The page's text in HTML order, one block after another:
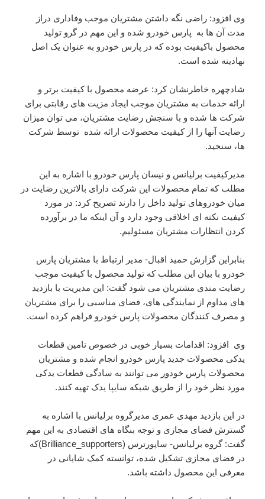
وی افزود: راضی نگه داشتن مشتریان موجب وفاداری دراز
مدت آن ها به پارس خودرو شده و این مهم در گرو تولید
محصول باکیفیت بوده که در پارس خودرو به عنوان یک اصل
نهادینه شده است.
شادچهره خاطرنشان کرد: عرضه محصول با کیفیت برتر و
ارائه خدمات به مشتریان موجب ایجاد مزیت های رقابتی برای
شرکت ها شده و با سنجش رضایت مشتریان، می توان میزان
رضایت آنها را از کیفیت محصولات ارائه شده توسط شرکت
ها، سنجید.
مدیرکیفیت برلیانس و نیسان پارس خودرو با اشاره به این
مطلب که تمام محصولات این شرکت دارای بالاترین رضایت در
میان خودروهای تولید داخل را دارند تصریح کرد: در مورد
کیفیت نکته ای اخلاقی وجود دارد و آن اینکه ما در برآورده
کردن انتظارات مشتریان مسئولیم.
بنابراین گزارش حمید اقبال- مدیر ارتباط با مشتریان پارس
خودرو با بیان این مطلب که تولید محصول با کیفیت موجب
رضایت مندی مشتریان می شود گفت: این مدیریت با بازدید
های مداوم از نمایندگی های، فضای مناسبی را برای مشتریان
و مصرف کنندگان محصولات پارس خودرو فراهم کرده است.
وی افزود: اقدامات بسیار خوبی در خصوص تامین قطعات
یدکی محصولات جدید پارس خودرو انجام شده و مشتریان
محصولات پارس خودور می توانند به سادگی قطعات یدکی
مورد نظر خود را از طریق شبکه سایپا یدک تهیه کنند.
در این بازدید مهدی عمری مدیرگروه برلیانس با اشاره به
گسترش فضای مجازی و توجه بنگاه های اقتصادی به این مهم
گفت: گروه برلیانس- ساپورترس (Brilliance_supporters)که
در فضای مجازی تشکیل شده، توانسته کمک شایانی در
معرفی این محصول داشته باشد.